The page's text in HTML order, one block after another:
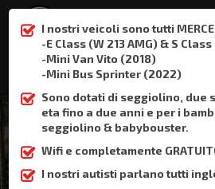
I nostri veicoli sono tutti
-E Class (W 213 AMG) & S
-Mini Van Vito (2018)
-Mini Bus Sprinter (2022)
Sono dotati di seggiolino, due
eta fino a due anni e per i
seggiolino & babybouster.
Wifi e completamente
I nostri autisti parlano tutti
+306932337015
Agia